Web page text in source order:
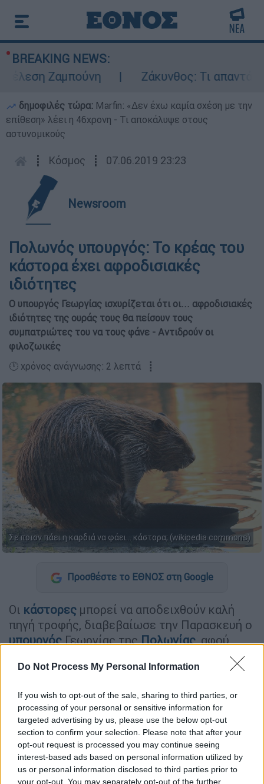
Do Not Process My Personal Information
If you wish to opt-out of the sale, sharing to third parties, or
processing of your personal or sensitive information for
targeted advertising by us, please use the below opt-out
section to confirm your selection. Please note that after your
opt-out request is processed you may continue seeing
interest-based ads based on personal information utilized by
us or personal information disclosed to third parties prior to
your opt-out. You may separately opt-out of the further
BREAKING NEWS:
Ζαμπούνη
Ζάκυνθος: Τι απαντά η
δημοφιλές τώρα: Marfin: «Δεν έχω καμία σχέση με την
επίθεση» λέει η 46χρονη - Τι αποκάλυψε στους
αστυνομικούς
┋ Κόσμος ┋ 07.06.2019 23:23
Newsroom
Πολωνός υπουργός: Το κρέας του
κάστορα έχει αφροδισιακές
ιδιότητες
Ο υπουργός Γεωργίας ισχυρίζεται ότι οι... αφροδισιακές
ιδιότητες της ουράς τους θα πείσουν τους
συμπατριώτες του να τους φάνε - Αντιδρούν οι
φιλοζωικές
🕛 χρόνος ανάγνωσης: 2 λεπτά ┋
Σε ποιον πάει η καρδιά να φάει... κάστορα; (wikipedia commons)
Προσθέστε το ΕΘΝΟΣ στη Google
Οι κάστορες μπορεί να αποδειχθούν καλή
πηγή τροφής, διαβεβαίωσε την Παρασκευή ο
υπουργόςΓεωργίας τηςΠολωνίας, αφού
ακτιβιστές
για τα δικαιώματα των ζώων καθώς
ιδιότητες της ουράς των τρωκτικών θα
πείσουν τους Πολωνούς να τους φάνε.
Ο Γιαν Αρντανόφσκι έκανε το αποτυχημένο
αστείο του για τις ουρές τον Μάιο, όταν
παρουσίασε τα σχέδια της κυβέρνησης να